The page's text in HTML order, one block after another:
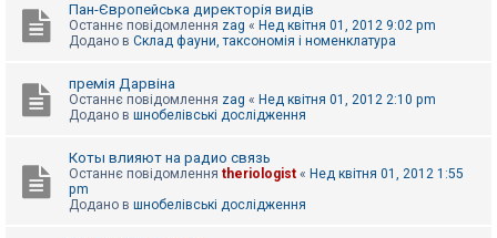
Пан-Європейська директорія видів
Останнє повідомлення zag « Нед квітня 01, 2012 9:02 pm
Додано в Склад фауни, таксономія і номенклатура
премія Дарвіна
Останнє повідомлення zag « Нед квітня 01, 2012 2:10 pm
Додано в шнобелівські дослідження
Коты влияют на радио связь
Останнє повідомлення theriologist « Нед квітня 01, 2012 1:55
pm
Додано в шнобелівські дослідження